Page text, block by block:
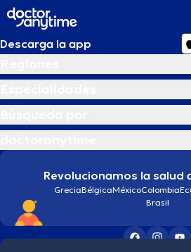
Descarga la app
Revolucionamos la salud
GreciaBélgicaMéxicoColombia
Brasil